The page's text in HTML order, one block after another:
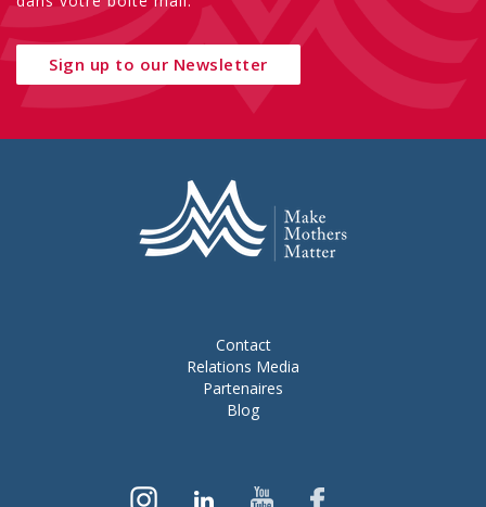
Sign up to our Newsletter
Contact
Relations Media
Partenaires
Blog